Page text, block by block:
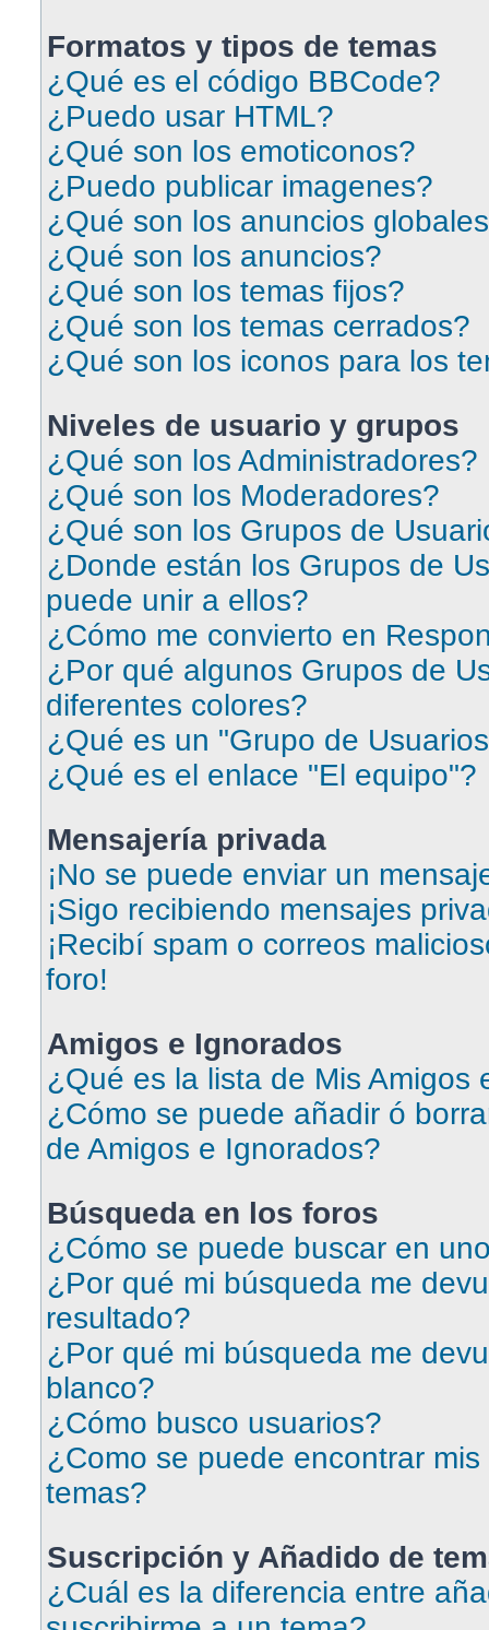
Formatos y tipos de temas
¿Qué es el código BBCode?
¿Puedo usar HTML?
¿Qué son los emoticonos?
¿Puedo publicar imagenes?
¿Qué son los anuncios
¿Qué son los anuncios?
¿Qué son los temas fijos?
¿Qué son los temas cerrados?
¿Qué son los iconos para los
Niveles de usuario y grupos
¿Qué son los Administradores?
¿Qué son los Moderadores?
¿Qué son los Grupos de
¿Donde están los Grupos de
puede unir a ellos?
¿Cómo me convierto en
¿Por qué algunos Grupos de
diferentes colores?
¿Qué es un "Grupo de
¿Qué es el enlace "El equipo"?
Mensajería privada
¡No se puede enviar un
¡Sigo recibiendo mensajes
¡Recibí spam o correos
foro!
Amigos e Ignorados
¿Qué es la lista de Mis Amigos
¿Cómo se puede añadir ó
de Amigos e Ignorados?
Búsqueda en los foros
¿Cómo se puede buscar en
¿Por qué mi búsqueda me
resultado?
¿Por qué mi búsqueda me
blanco?
¿Cómo busco usuarios?
¿Como se puede encontrar
temas?
Suscripción y Añadido de
¿Cuál es la diferencia entre